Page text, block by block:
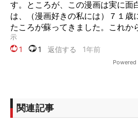
関連記事